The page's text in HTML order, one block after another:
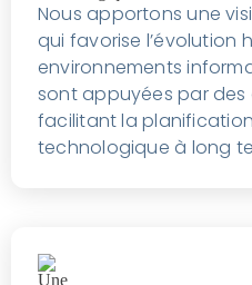
Nous apportons une
qui favorise l’évolution
environnements
sont appuyées par
facilitant la
technologique à long